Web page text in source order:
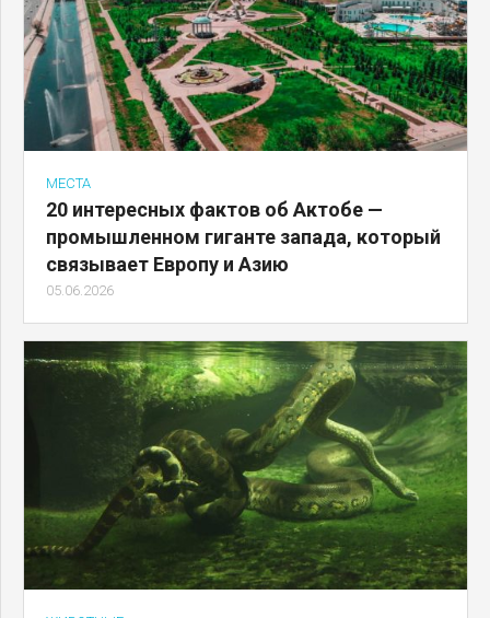
МЕСТА
20 интересных фактов об Актобе —
промышленном гиганте запада, который
связывает Европу и Азию
05.06.2026